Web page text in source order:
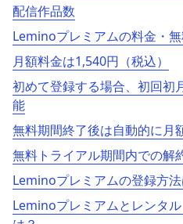
配信作品数
Leminoプレミアムの料金・
月額料金は1,540円（税込）
初めて登録する場合、初回初
能
無料期間終了後は自動的に月
無料トライアル期間内での解
Leminoプレミアムの登録方法
Leminoプレミアムとレンタ